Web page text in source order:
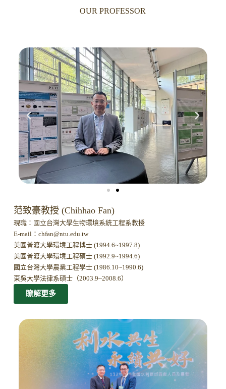
OUR PROFESSOR
范致豪教授 (Chihhao Fan)
現職：國立台灣大學生物環境系統工程系教授
E-mail： chfan@ntu.edu.tw
美國普渡大學環境工程博士 (1994.6~1997.8)
美國普渡大學環境工程碩士 (1992.9~1994.6)
國立台灣大學農業工程學士 (1986.10~1990.6)
東吳大學法律系碩士（2003.9~2008.6）
瞭解更多